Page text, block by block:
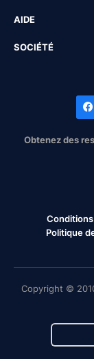
AIDE
SOCIÉTÉ
Obtenez des
Politique
Copyright ©